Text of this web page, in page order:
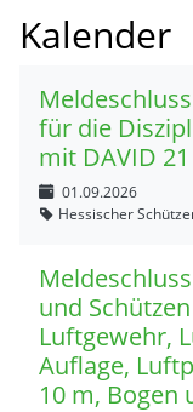
Kalender
für die
mit DAVID 21
01.09.2026
Hessischer
und
Luftgewehr,
Auflage,
10 m,